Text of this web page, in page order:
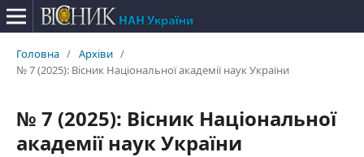
Головна / Архіви /
№ 7 (2025): Вісник Національної академії наук України
№ 7 (2025): Вісник Національної
академії наук України